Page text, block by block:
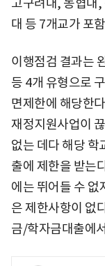
대 등 7개교가 포
이행점검 결과는
등 4개 유형으로
면제한에 해당한
재정지원사업이
없는 데다 해당 학
출에 제한을 받는
에는 뛰어들 수
은 제한사항이 없
금/학자금대출에